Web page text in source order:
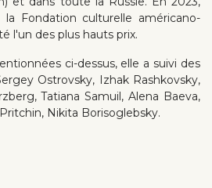
Fondation culturelle américano-
l'un des plus hauts prix.
ci-dessus, elle a suivi des
Ostrovsky, Izhak Rashkovsky,
Tatiana Samuil, Alena Baeva,
Nikita Borisoglebsky.